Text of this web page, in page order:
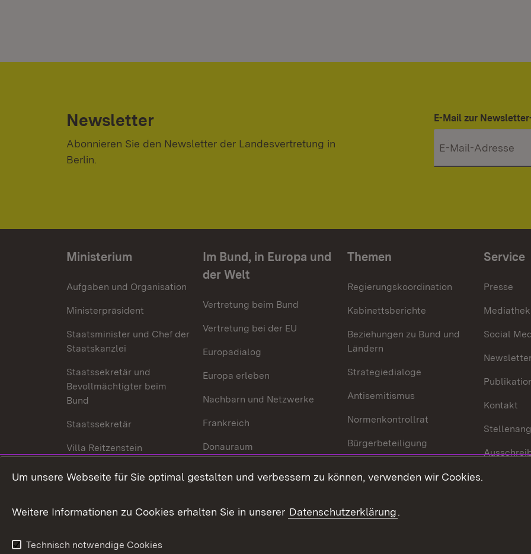
Newsletter
Abonnieren Sie den Newsletter der Landesvertretung in
Berlin.
E-Mail zur
Ministerium
Aufgaben und Organisation
Ministerpräsident
Staatsminister und Chef der
Staatskanzlei
Staatssekretär und
Bevollmächtigter beim
Bund
Staatssekretär
Villa Reitzenstein
Kontakt und Anfahrt
Im Bund, in Europa und
der Welt
Vertretung beim Bund
Vertretung bei der EU
Europadialog
Europa erleben
Nachbarn und Netzwerke
Frankreich
Donauraum
Dynamischer Europapool
Welt
Themen
Regierungskoordination
Kabinettsberichte
Beziehungen zu Bund und
Ländern
Strategiedialoge
Antisemitismus
Normenkontrollrat
Bürgerbeteiligung
Protokoll und
Service
Presse
Mediathek
Social
Kontakt
Um unsere Webseite für Sie optimal gestalten und verbessern zu können, verwenden wir Cookies.
Weitere Informationen zu Cookies erhalten Sie in unserer Datenschutzerklärung.
Technisch notwendige Cookies